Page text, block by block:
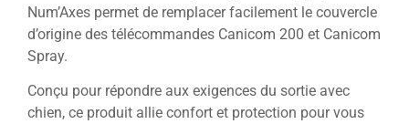
Num’Axes permet de remplacer facilement le couvercle
d’origine des télécommandes Canicom 200 et Canicom
Spray.
Conçu pour répondre aux exigences du sortie avec
chien, ce produit allie confort et protection pour vous